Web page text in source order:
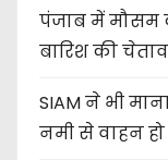
पंजाब में मौसम
बारिश की
SIAM ने भी
नमी से वाहन